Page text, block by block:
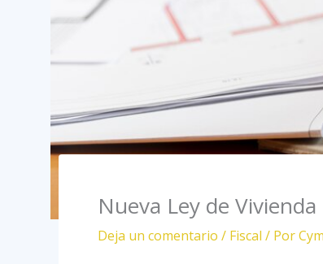
Nueva Ley de
Deja un comentario / Fiscal / Por